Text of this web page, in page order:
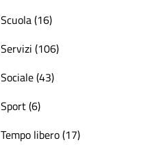
Scuola (16)
Servizi (106)
Sociale (43)
Sport (6)
Tempo libero (17)